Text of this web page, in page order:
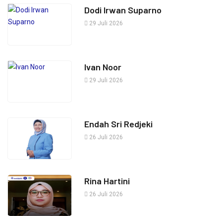
Dodi Irwan Suparno
29 Juli 2026
Ivan Noor
29 Juli 2026
Endah Sri Redjeki
26 Juli 2026
Rina Hartini
26 Juli 2026